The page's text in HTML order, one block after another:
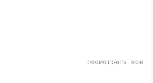
посмотреть все